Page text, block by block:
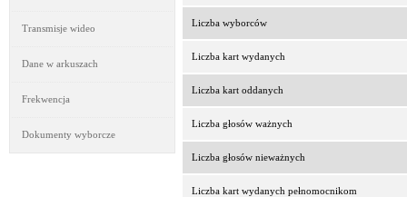
Transmisje wideo
Dane w arkuszach
Frekwencja
Dokumenty wyborcze
Liczba wyborców
Liczba kart wydanych
Liczba kart oddanych
Liczba głosów ważnych
Liczba głosów nieważnych
Liczba kart wydanych pełnomocnikom